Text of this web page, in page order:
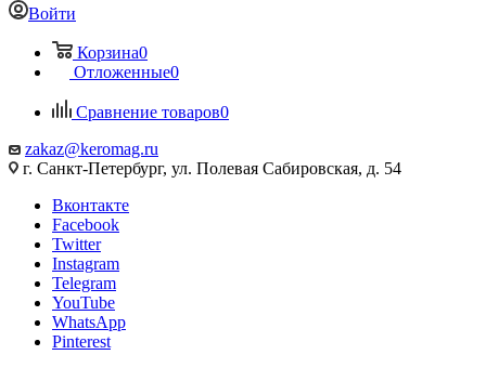
Войти
Корзина0
Отложенные0
Сравнение товаров0
zakaz@keromag.ru
г. Санкт-Петербург, ул. Полевая Сабировская, д. 54
Вконтакте
Facebook
Twitter
Instagram
Telegram
YouTube
WhatsApp
Pinterest